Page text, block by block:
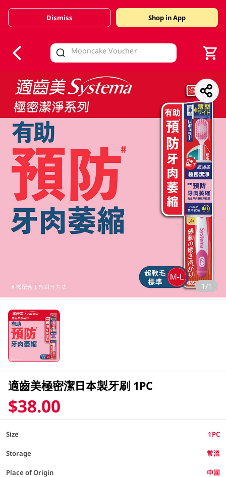
Valid Until 30 June 2026
Dismiss Shop in App
1/1
適齒美極密潔日本製牙刷 1PC
$38.00
Size 1PC
Storage 常溫
Place of Origin 中國